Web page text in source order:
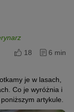
18
6 min
je w lasach,
Co je wyróżnia i
artykule.